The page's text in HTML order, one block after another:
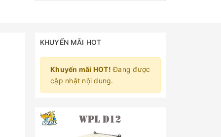
KHUYẾN MÃI HOT
Khuyến mãi HOT! Đang được
cập nhật nội dung.